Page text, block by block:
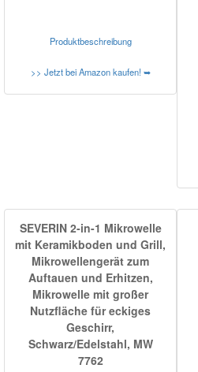
Produktbeschreibung
>> Jetzt bei Amazon kaufen! ➥
SEVERIN 2-in-1 Mikrowelle
mit Keramikboden und Grill,
Mikrowellengerät zum
Auftauen und Erhitzen,
Mikrowelle mit großer
Nutzfläche für eckiges
Geschirr,
Schwarz/Edelstahl, MW
7762